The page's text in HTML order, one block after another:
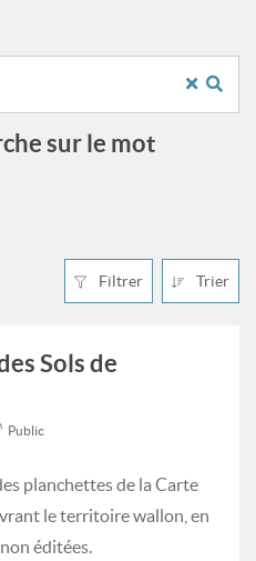
sur le mot
Filtrer Trier
Sols de
Public
planchettes de la Carte
le territoire wallon, en
éditées.